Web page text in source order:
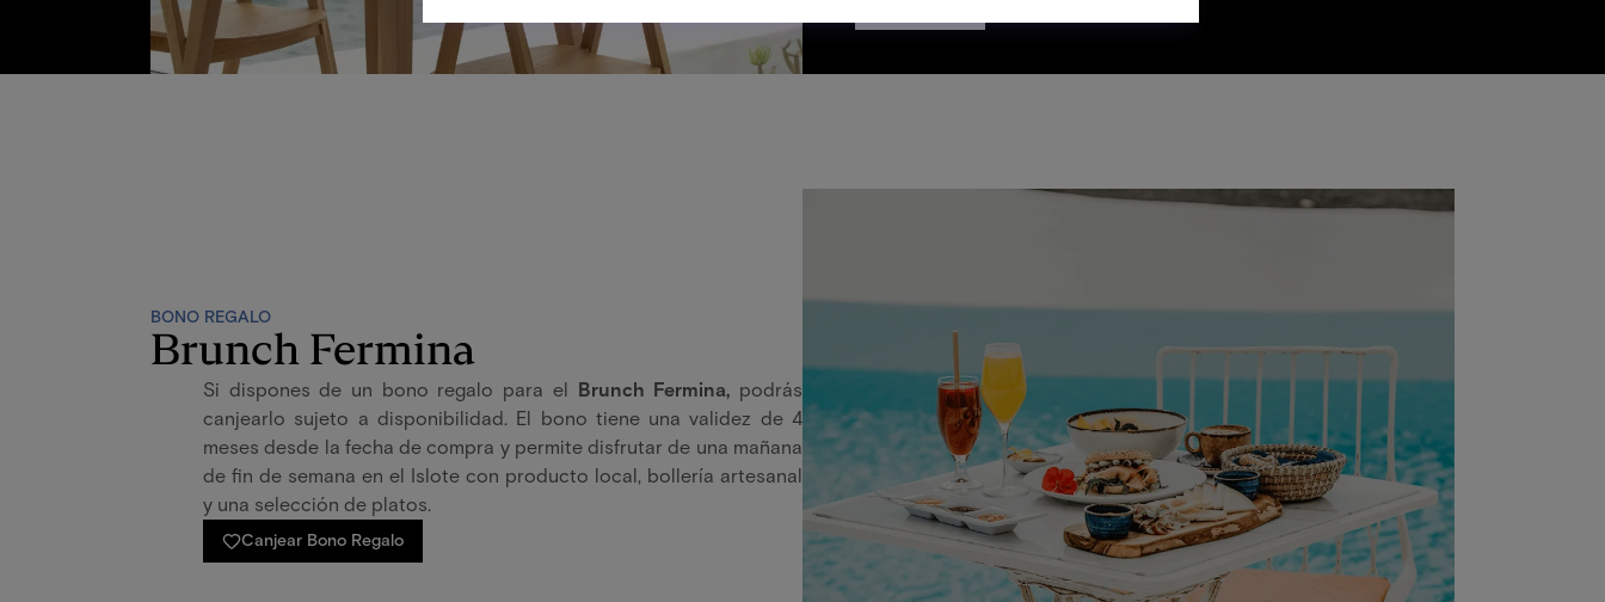
BONO REGALO
Brunch Fermina
Si dispones de un bono regalo para el Brunch Fermina, podrás
canjearlo sujeto a disponibilidad. El bono tiene una validez de 4
meses desde la fecha de compra y permite disfrutar de una mañana
de fin de semana en el Islote con producto local, bollería artesanal
y una selección de platos.
Canjear Bono Regalo